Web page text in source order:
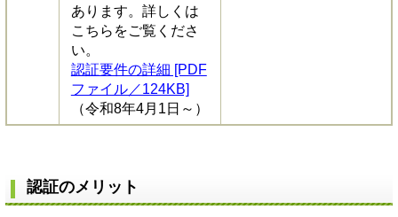
あります。詳しくは
こちらをご覧くださ
い。
認証要件の詳細 [PDF
ファイル／124KB]
（令和8年4月1日～）
認証のメリット